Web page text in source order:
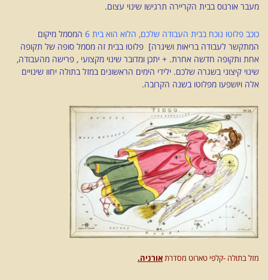
מעבר אורנוס בבית הקריירה תרגישו שינוי עצום.
כוכב פלוטו נוכח בבית העבודה שלכם, הלוא הוא בית 6
המסמל מיקום
המתקשר לעבודה בריאות ושיגרה] פלוטו בבית זה מסמל סופה של תקופה
אחת ותקופה חדשה אחרת. + יתכן ומדובר שינוי מקצועי , פרישה מהעבודה,
שינוי קיצוני בשגרה שלכם. ילידי הימים הראשונים במזל בתולה יחוו שינויים
אלה ויושפעו מפלוטו בשנה הקרובה.
מזל בתולה -קלפי טארוט מסדרתאורניה.